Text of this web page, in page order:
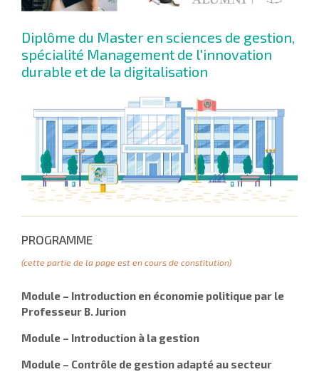
Diplôme du Master en sciences de gestion,
spécialité Management de l'innovation
durable et de la digitalisation
PROGRAMME
(cette partie de la page est en cours de constitution)
Module – Introduction en économie politique par le
Professeur B. Jurion
Module – Introduction à la gestion
Module – Contrôle de gestion adapté au secteur